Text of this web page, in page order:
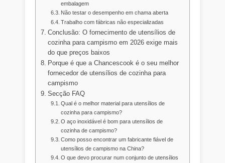
embalagem
Não testar o desempenho em chama aberta
Trabalho com fábricas não especializadas
Conclusão: O fornecimento de utensílios de
cozinha para campismo em 2026 exige mais
do que preços baixos
Porque é que a Chancescook é o seu melhor
fornecedor de utensílios de cozinha para
campismo
Secção FAQ
Qual é o melhor material para utensílios de
cozinha para campismo?
O aço inoxidável é bom para utensílios de
cozinha de campismo?
Como posso encontrar um fabricante fiável de
utensílios de campismo na China?
O que devo procurar num conjunto de utensílios